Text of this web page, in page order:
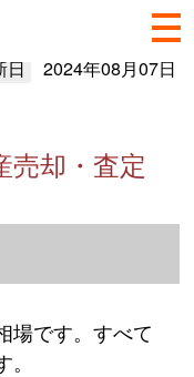
日 2024年08月07日
売却・査定
（2023年1～
場です。すべて